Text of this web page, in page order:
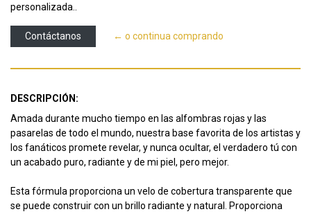
personalizada..
Contáctanos ← o continua comprando
DESCRIPCIÓN:
Amada durante mucho tiempo en las alfombras rojas y las
pasarelas de todo el mundo, nuestra base favorita de los artistas y
los fanáticos promete revelar, y nunca ocultar, el verdadero tú con
un acabado puro, radiante y de mi piel, pero mejor.
Esta fórmula proporciona un velo de cobertura transparente que
se puede construir con un brillo radiante y natural. Proporciona